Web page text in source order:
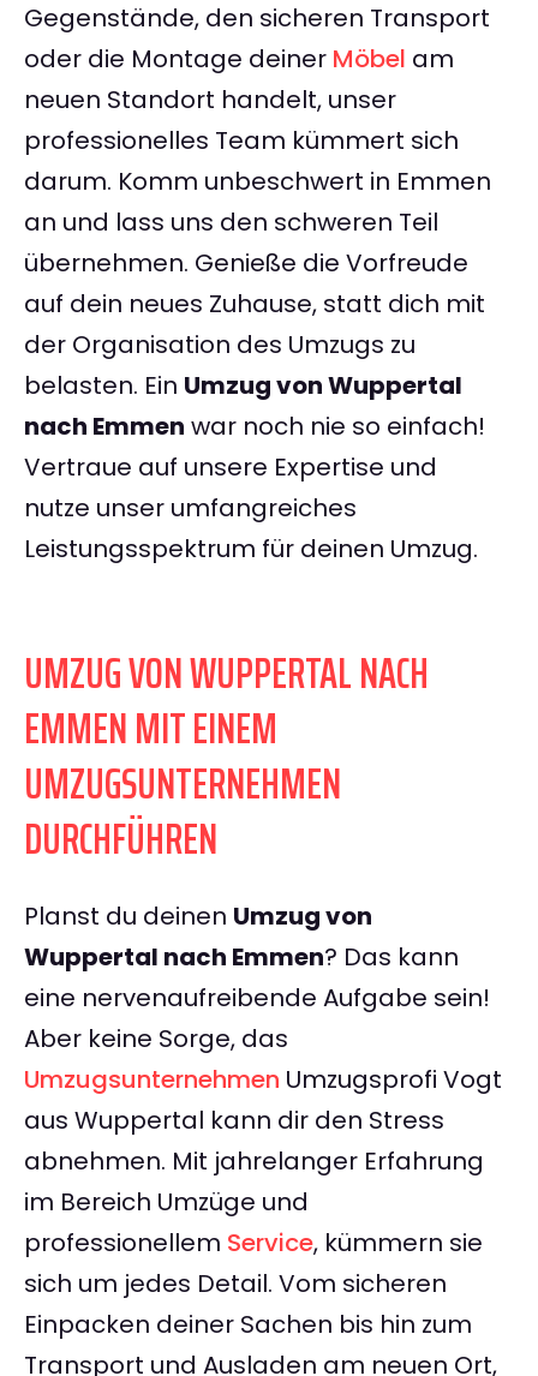
Gegenstände, den sicheren Transport
oder die Montage deiner Möbel am
neuen Standort handelt, unser
professionelles Team kümmert sich
darum. Komm unbeschwert in Emmen
an und lass uns den schweren Teil
übernehmen. Genieße die Vorfreude
auf dein neues Zuhause, statt dich mit
der Organisation des Umzugs zu
belasten. Ein Umzug von Wuppertal
nach Emmen war noch nie so einfach!
Vertraue auf unsere Expertise und
nutze unser umfangreiches
Leistungsspektrum für deinen Umzug.
UMZUG VON WUPPERTAL NACH
EMMEN MIT EINEM
UMZUGSUNTERNEHMEN
DURCHFÜHREN
Planst du deinen Umzug von
Wuppertal nach Emmen? Das kann
eine nervenaufreibende Aufgabe sein!
Aber keine Sorge, das
Umzugsunternehmen Umzugsprofi Vogt
aus Wuppertal kann dir den Stress
abnehmen. Mit jahrelanger Erfahrung
im Bereich Umzüge und
professionellem Service, kümmern sie
sich um jedes Detail. Vom sicheren
Einpacken deiner Sachen bis hin zum
Transport und Ausladen am neuen Ort,